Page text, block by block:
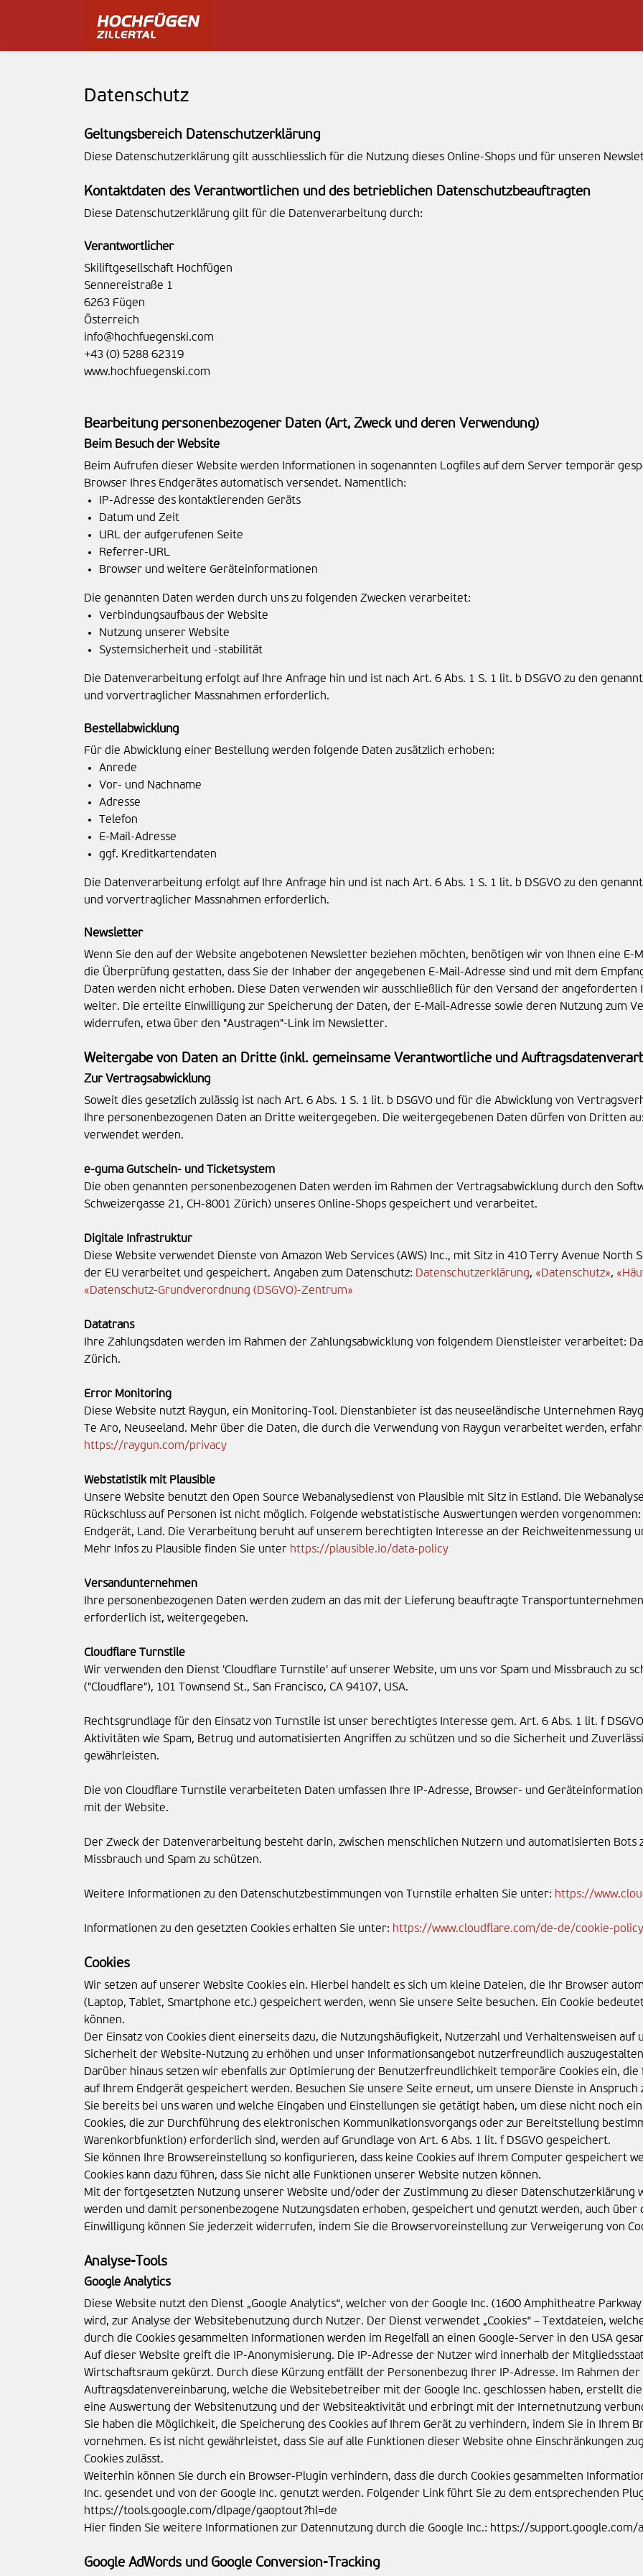
Datenschutz
Geltungsbereich Datenschutzerklärung
Diese Datenschutzerklärung gilt ausschliesslich für die Nutzung dieses Online-Shops und für unseren
Kontaktdaten des Verantwortlichen und des betrieblichen Datenschutzbeauftragten
Diese Datenschutzerklärung gilt für die Datenverarbeitung durch:
Verantwortlicher
Skiliftgesellschaft Hochfügen
Sennereistraße 1
6263 Fügen
Österreich
info@hochfuegenski.com
+43 (0) 5288 62319
www.hochfuegenski.com
Bearbeitung personenbezogener Daten (Art, Zweck und deren Verwendung)
Beim Besuch der Website
Beim Aufrufen dieser Website werden Informationen in sogenannten Logfiles auf dem Server temporär
Browser Ihres Endgerätes automatisch versendet. Namentlich:
IP-Adresse des kontaktierenden Geräts
Datum und Zeit
URL der aufgerufenen Seite
Referrer-URL
Browser und weitere Geräteinformationen
Die genannten Daten werden durch uns zu folgenden Zwecken verarbeitet:
Verbindungsaufbaus der Website
Nutzung unserer Website
Systemsicherheit und -stabilität
Die Datenverarbeitung erfolgt auf Ihre Anfrage hin und ist nach Art. 6 Abs. 1 S. 1 lit. b DSGVO zu den
und vorvertraglicher Massnahmen erforderlich.
Bestellabwicklung
Für die Abwicklung einer Bestellung werden folgende Daten zusätzlich erhoben:
Anrede
Vor- und Nachname
Adresse
Telefon
E-Mail-Adresse
ggf. Kreditkartendaten
Die Datenverarbeitung erfolgt auf Ihre Anfrage hin und ist nach Art. 6 Abs. 1 S. 1 lit. b DSGVO zu den
und vorvertraglicher Massnahmen erforderlich.
Newsletter
Wenn Sie den auf der Website angebotenen Newsletter beziehen möchten, benötigen wir von Ihnen eine E-
die Überprüfung gestatten, dass Sie der Inhaber der angegebenen E-Mail-Adresse sind und mit dem
Daten werden nicht erhoben. Diese Daten verwenden wir ausschließlich für den Versand der
weiter. Die erteilte Einwilligung zur Speicherung der Daten, der E-Mail-Adresse sowie deren Nutzung zum
widerrufen, etwa über den "Austragen"-Link im Newsletter.
Weitergabe von Daten an Dritte (inkl. gemeinsame Verantwortliche und
Zur Vertragsabwicklung
Soweit dies gesetzlich zulässig ist nach Art. 6 Abs. 1 S. 1 lit. b DSGVO und für die Abwicklung von
Ihre personenbezogenen Daten an Dritte weitergegeben. Die weitergegebenen Daten dürfen von Dritten
verwendet werden.
e-guma Gutschein- und Ticketsystem
Die oben genannten personenbezogenen Daten werden im Rahmen der Vertragsabwicklung durch den
Schweizergasse 21, CH-8001 Zürich) unseres Online-Shops gespeichert und verarbeitet.
Digitale Infrastruktur
Diese Website verwendet Dienste von Amazon Web Services (AWS) Inc., mit Sitz in 410 Terry Avenue North
der EU verarbeitet und gespeichert. Angaben zum Datenschutz: Datenschutzerklärung, «Datenschutz»,
«Datenschutz-Grundverordnung (DSGVO)-Zentrum»
Datatrans
Ihre Zahlungsdaten werden im Rahmen der Zahlungsabwicklung von folgendem Dienstleister verarbeitet:
Zürich.
Error Monitoring
Diese Website nutzt Raygun, ein Monitoring-Tool. Dienstanbieter ist das neuseeländische Unternehmen
Te Aro, Neuseeland. Mehr über die Daten, die durch die Verwendung von Raygun verarbeitet werden,
https://raygun.com/privacy
Webstatistik mit Plausible
Unsere Website benutzt den Open Source Webanalysedienst von Plausible mit Sitz in Estland. Die
Rückschluss auf Personen ist nicht möglich. Folgende webstatistische Auswertungen werden
Endgerät, Land. Die Verarbeitung beruht auf unserem berechtigten Interesse an der Reichweitenmessung
Mehr Infos zu Plausible finden Sie unter https://plausible.io/data-policy
Versandunternehmen
Ihre personenbezogenen Daten werden zudem an das mit der Lieferung beauftragte
erforderlich ist, weitergegeben.
Cloudflare Turnstile
Wir verwenden den Dienst 'Cloudflare Turnstile' auf unserer Website, um uns vor Spam und Missbrauch zu
("Cloudflare"), 101 Townsend St., San Francisco, CA 94107, USA.
Rechtsgrundlage für den Einsatz von Turnstile ist unser berechtigtes Interesse gem. Art. 6 Abs. 1 lit. f
Aktivitäten wie Spam, Betrug und automatisierten Angriffen zu schützen und so die Sicherheit und
gewährleisten.
Die von Cloudflare Turnstile verarbeiteten Daten umfassen Ihre IP-Adresse, Browser- und
mit der Website.
Der Zweck der Datenverarbeitung besteht darin, zwischen menschlichen Nutzern und automatisierten Bots
Missbrauch und Spam zu schützen.
Weitere Informationen zu den Datenschutzbestimmungen von Turnstile erhalten Sie unter: https://
Informationen zu den gesetzten Cookies erhalten Sie unter: https://www.cloudflare.com/de-de/cookie-
Cookies
Wir setzen auf unserer Website Cookies ein. Hierbei handelt es sich um kleine Dateien, die Ihr Browser
(Laptop, Tablet, Smartphone etc.) gespeichert werden, wenn Sie unsere Seite besuchen. Ein Cookie
können.
Der Einsatz von Cookies dient einerseits dazu, die Nutzungshäufigkeit, Nutzerzahl und Verhaltensweisen
Sicherheit der Website-Nutzung zu erhöhen und unser Informationsangebot nutzerfreundlich
Darüber hinaus setzen wir ebenfalls zur Optimierung der Benutzerfreundlichkeit temporäre Cookies ein,
auf Ihrem Endgerät gespeichert werden. Besuchen Sie unsere Seite erneut, um unsere Dienste in
Sie bereits bei uns waren und welche Eingaben und Einstellungen sie getätigt haben, um diese nicht noch
Cookies, die zur Durchführung des elektronischen Kommunikationsvorgangs oder zur Bereitstellung
Warenkorbfunktion) erforderlich sind, werden auf Grundlage von Art. 6 Abs. 1 lit. f DSGVO gespeichert.
Sie können Ihre Browsereinstellung so konfigurieren, dass keine Cookies auf Ihrem Computer gespeichert
Cookies kann dazu führen, dass Sie nicht alle Funktionen unserer Website nutzen können.
Mit der fortgesetzten Nutzung unserer Website und/oder der Zustimmung zu dieser Datenschutzerklärung
werden und damit personenbezogene Nutzungsdaten erhoben, gespeichert und genutzt werden, auch über
Einwilligung können Sie jederzeit widerrufen, indem Sie die Browservoreinstellung zur Verweigerung von
Analyse-Tools
Google Analytics
Diese Website nutzt den Dienst „Google Analytics“, welcher von der Google Inc. (1600 Amphitheatre
wird, zur Analyse der Websitebenutzung durch Nutzer. Der Dienst verwendet „Cookies“ – Textdateien,
durch die Cookies gesammelten Informationen werden im Regelfall an einen Google-Server in den USA
Auf dieser Website greift die IP-Anonymisierung. Die IP-Adresse der Nutzer wird innerhalb der
Wirtschaftsraum gekürzt. Durch diese Kürzung entfällt der Personenbezug Ihrer IP-Adresse. Im Rahmen
Auftragsdatenvereinbarung, welche die Websitebetreiber mit der Google Inc. geschlossen haben, erstellt
eine Auswertung der Websitenutzung und der Websiteaktivität und erbringt mit der Internetnutzung
Sie haben die Möglichkeit, die Speicherung des Cookies auf Ihrem Gerät zu verhindern, indem Sie in Ihrem
vornehmen. Es ist nicht gewährleistet, dass Sie auf alle Funktionen dieser Website ohne Einschränkungen
Cookies zulässt.
Weiterhin können Sie durch ein Browser-Plugin verhindern, dass die durch Cookies gesammelten
Inc. gesendet und von der Google Inc. genutzt werden. Folgender Link führt Sie zu dem entsprechenden
https://tools.google.com/dlpage/gaoptout?hl=de
Hier finden Sie weitere Informationen zur Datennutzung durch die Google Inc.: https://
Google AdWords und Google Conversion-Tracking